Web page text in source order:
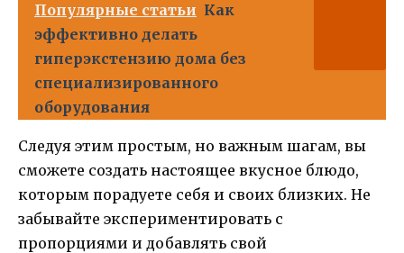
Популярные статьи Как
эффективно делать
гиперэкстензию дома без
специализированного
оборудования
Следуя этим простым, но важным шагам, вы
сможете создать настоящее вкусное блюдо,
которым порадуете себя и своих близких. Не
забывайте экспериментировать с
пропорциями и добавлять свой